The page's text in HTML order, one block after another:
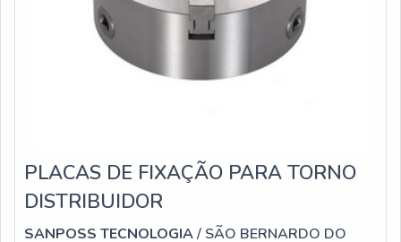
PLACAS DE FIXAÇÃO PARA TORNO
DISTRIBUIDOR
SANPOSS TECNOLOGIA/ SÃO BERNARDO DO